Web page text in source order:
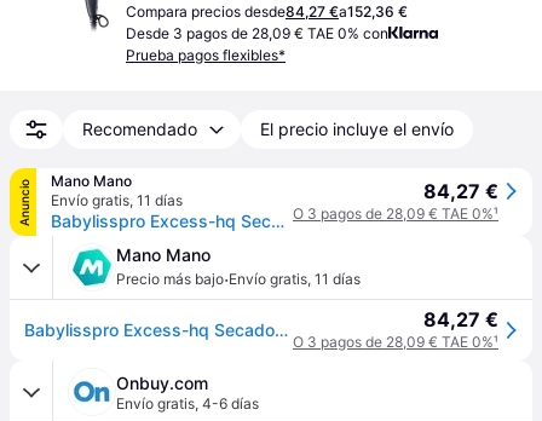
Velocidades, Longitud del Cable: 2.7m
Compara precios desde84,27 €a152,36 €
Desde 3 pagos de 28,09 € TAE 0% con
Prueba pagos flexibles*
Recomendado El precio incluye el envío
Anuncio
Mano Mano
Envío gratis, 11 días
Babylisspro Excess-hq Secador 2600 W Negro
84,27 €
O 3 pagos de 28,09 € TAE 0%¹
Mano Mano
Precio más bajo·Envío gratis, 11 días
Babylisspro Excess-hq Secador 2600 W Negro 84,27 €
O 3 pagos de 28,09 € TAE 0%¹
Onbuy.com
Envío gratis, 4-6 días